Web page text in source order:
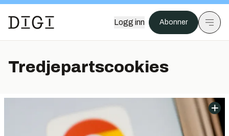
Logg inn Abonner
Tredjepartscookies